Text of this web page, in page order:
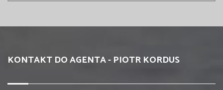
KONTAKT DO AGENTA - PIOTR KORDUS